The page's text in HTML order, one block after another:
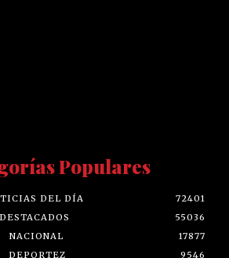
Populares
DEL DÍA
72401
DESTACADOS
55036
NACIONAL
17877
DEPORTEZ
9546